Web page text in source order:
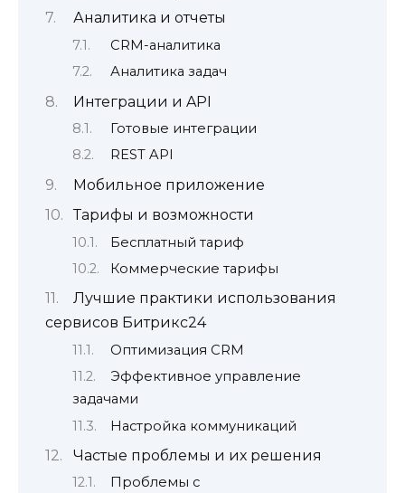
Аналитика и отчеты
CRM-аналитика
Аналитика задач
Интеграции и API
Готовые интеграции
REST API
Мобильное приложение
Тарифы и возможности
Бесплатный тариф
Коммерческие тарифы
Лучшие практики использования
сервисов Битрикс24
Оптимизация CRM
Эффективное управление
задачами
Настройка коммуникаций
Частые проблемы и их решения
Проблемы с